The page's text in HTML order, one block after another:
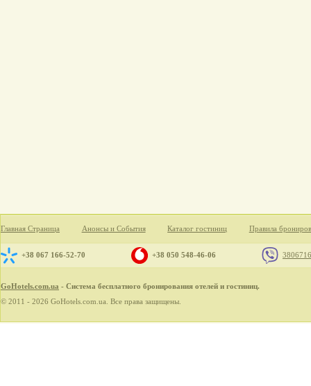
Главная Страница Анонсы и События Каталог гостиниц Правила
+38 067 166-52-70 +38 050 548-46-06
GoHotels.com.ua - Система бесплатного бронирования отелей и гостиниц.
© 2011 - 2026 GoHotels.com.ua. Все права защищены.